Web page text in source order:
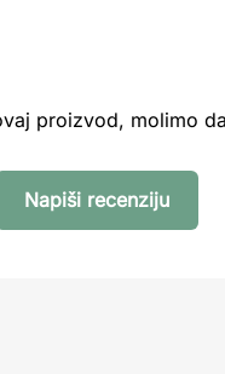
proizvod, molimo
Napiši recenziju